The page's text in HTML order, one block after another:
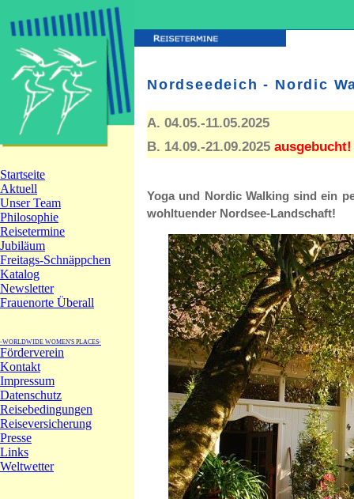
Nordseedeich - Nordic
A. 04.05.-11.05.2025
B. 14.09.-21.09.2025 ausgebucht!
Yoga und Nordic Walking sind ein
wohltuender Nordsee-Landschaft!